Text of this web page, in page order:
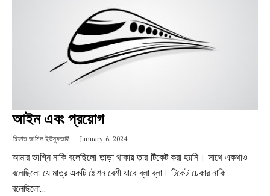
আইন এবং প্রয়োগ
রিফাত জামিল ইউসুফজাই January 6, 2024
আমার ভাগ্নি নাকি বলেছিলো তাড়া থাকায় তার টিকেট করা হয়নি। সাথে একথাও
বলেছিলো যে মাত্র একটি ষ্টেশন বেশী যাবে ব্লা ব্লা। টিকেট চেকার নাকি
বলেছিলো…